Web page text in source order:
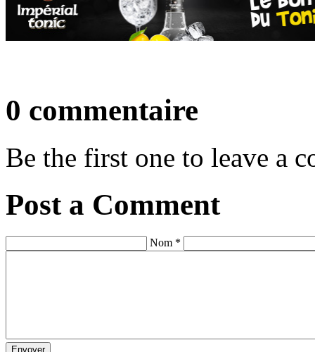
0 commentaire
Be the first one to leave a
Post a Comment
Nom *